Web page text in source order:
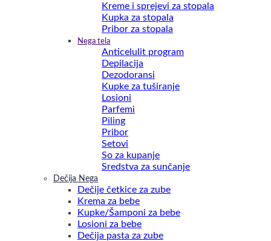
Kreme i sprejevi za stopala
Kupka za stopala
Pribor za stopala
Nega tela
Anticelulit program
Depilacija
Dezodoransi
Kupke za tuširanje
Losioni
Parfemi
Piling
Pribor
Setovi
So za kupanje
Sredstva za sunčanje
Dečija Nega
Dečije četkice za zube
Krema za bebe
Kupke/Šamponi za bebe
Losioni za bebe
Dečija pasta za zube